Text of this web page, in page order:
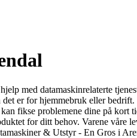
med datamaskinrelaterte
er for hjemmebruk eller
fikse problemene dine på
for ditt behov. Varene
& Utstyr - En Gros i